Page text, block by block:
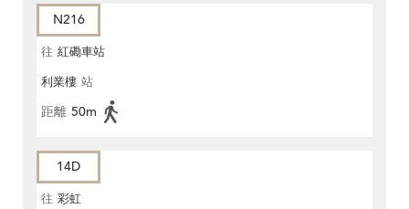
N216
往 紅磡車站
利業樓 站
距離 50m
14D
往 彩虹